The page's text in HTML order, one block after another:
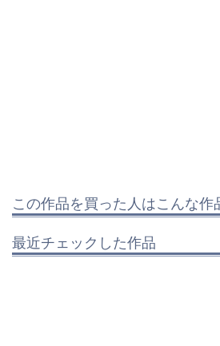
この作品を買った人はこんな作
最近チェックした作品